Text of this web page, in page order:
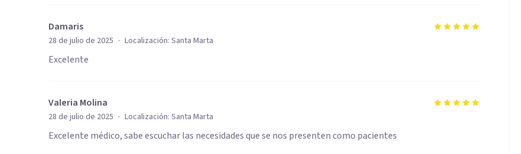
Damaris
28 de julio de 2025 · Localización: Santa Marta
Excelente
Valeria Molina
28 de julio de 2025 · Localización: Santa Marta
Excelente médico, sabe escuchar las necesidades que se nos presenten como pacientes